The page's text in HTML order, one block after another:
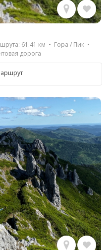
61.41 км • Гора / Пик •
дорога